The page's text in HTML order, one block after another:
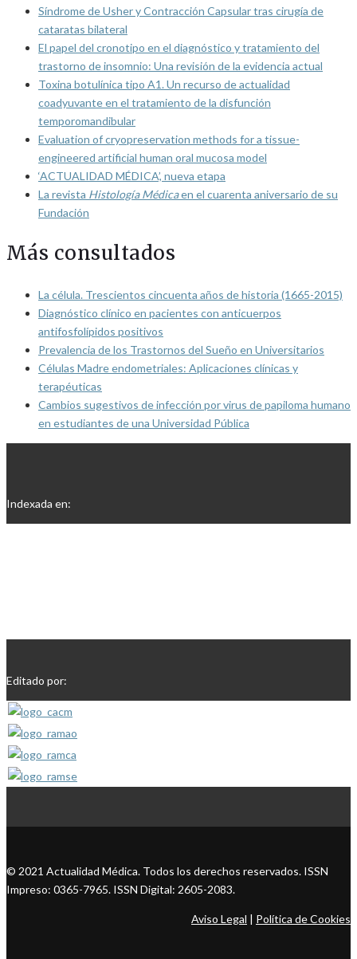
Síndrome de Usher y Contracción Capsular tras cirugía de
cataratas bilateral
El papel del cronotipo en el diagnóstico y tratamiento del
trastorno de insomnio: Una revisión de la evidencia actual
Toxina botulínica tipo A1. Un recurso de actualidad
coadyuvante en el tratamiento de la disfunción
temporomandibular
Evaluation of cryopreservation methods for a tissue-
engineered artificial human oral mucosa model
‘ACTUALIDAD MÉDICA’, nueva etapa
La revista Histología Médicaen el cuarenta aniversario de su
Fundación
Más consultados
La célula. Trescientos cincuenta años de historia (1665-2015)
Diagnóstico clínico en pacientes con anticuerpos
antifosfolípidos positivos
Prevalencia de los Trastornos del Sueño en Universitarios
Células Madre endometriales: Aplicaciones clínicas y
terapéuticas
Cambios sugestivos de infección por virus de papiloma humano
en estudiantes de una Universidad Pública
Indexada en:
Editado por:
© 2021 Actualidad Médica. Todos los derechos reservados. ISSN
Impreso: 0365-7965. ISSN Digital: 2605-2083.
Aviso Legal | Política de Cookies